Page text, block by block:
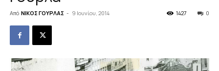
Από ΝΙΚΟΣ ΓΟΥΡΛΑΣ - 9 Ιουνίου, 2014 0
1427